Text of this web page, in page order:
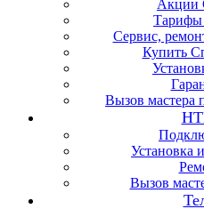
Акции
Сервис,
Купить
Вызов
Установка
Вызов